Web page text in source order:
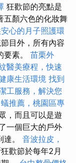
狂歡節的亮點是
五顏六色的化妝舞
心的月子照護環
目外，所有內容
素。 苗栗外
醫美療程，快速
康生活環境 找到
工服務，解決您
推薦，桃園區專
，而且可以是遊
一個巨大的戶外
。 音波拉皮，
歡節於每年2月